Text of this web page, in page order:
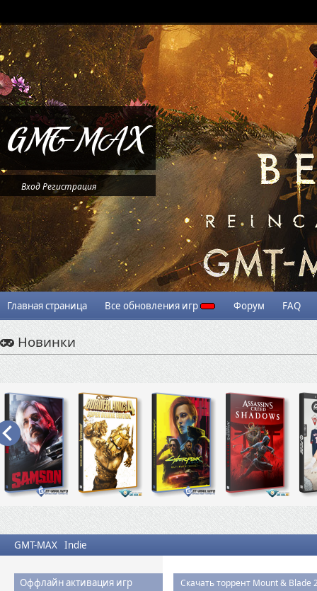
ВходРегистрация
Главная страница Все обновления игр Форум FAQ
Новинки
GMT-MAX Indie
Оффлайн активация игр Скачать торрент Mount & Blade